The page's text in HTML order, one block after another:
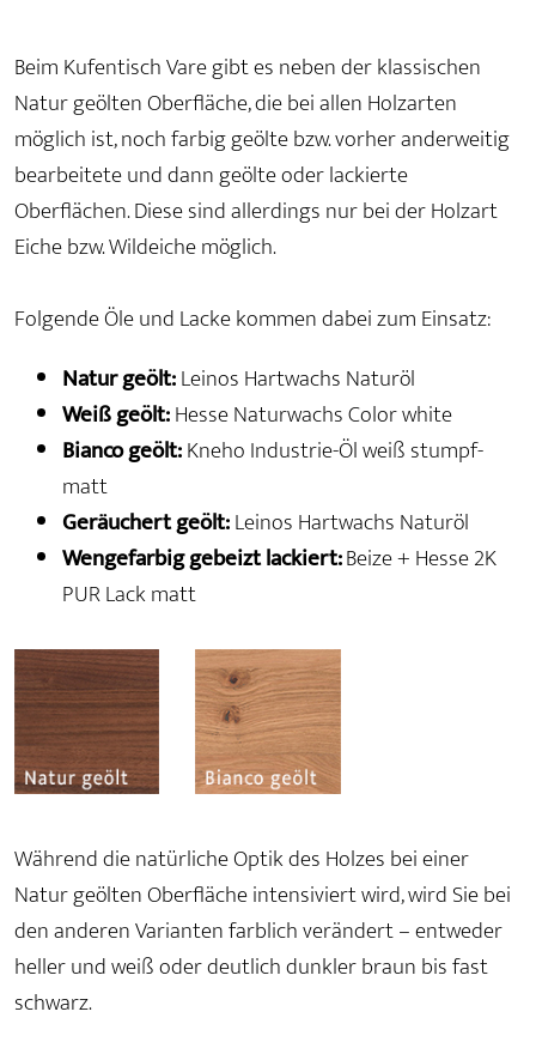
Beim Kufentisch Vare gibt es neben der klassischen
Natur geölten Oberfläche, die bei allen Holzarten
möglich ist, noch farbig geölte bzw. vorher anderweitig
bearbeitete und dann geölte oder lackierte
Oberflächen. Diese sind allerdings nur bei der Holzart
Eiche bzw. Wildeiche möglich.
Folgende Öle und Lacke kommen dabei zum Einsatz:
Natur geölt:Leinos Hartwachs Naturöl
Weiß geölt:Hesse Naturwachs Color white
Bianco geölt:Kneho Industrie-Öl weiß stumpf-
matt
Geräuchert geölt:Leinos Hartwachs Naturöl
Wengefarbig gebeizt lackiert:Beize + Hesse 2K
PUR Lack matt
Während die natürliche Optik des Holzes bei einer
Natur geölten Oberfläche intensiviert wird, wird Sie bei
den anderen Varianten farblich verändert – entweder
heller und weiß oder deutlich dunkler braun bis fast
schwarz.